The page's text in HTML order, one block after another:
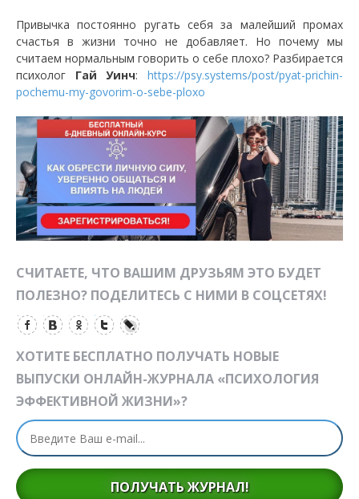
Привычка постоянно ругать себя за малейший промах
счастья в жизни точно не добавляет. Но почему мы
считаем нормальным говорить о себе плохо? Разбирается
психолог Гай Уинч:https://psy.systems/post/pyat-prichin-
pochemu-my-govorim-o-sebe-ploxo
СЧИТАЕТЕ, ЧТО ВАШИМ ДРУЗЬЯМ ЭТО БУДЕТ
ПОЛЕЗНО? ПОДЕЛИТЕСЬ С НИМИ В СОЦСЕТЯХ!
ХОТИТЕ БЕСПЛАТНО ПОЛУЧАТЬ НОВЫЕ
ВЫПУСКИ ОНЛАЙН-ЖУРНАЛА «ПСИХОЛОГИЯ
ЭФФЕКТИВНОЙ ЖИЗНИ»?
ПОЛУЧАТЬ ЖУРНАЛ!